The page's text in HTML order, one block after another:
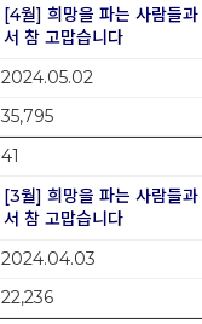
[4월] 희망을 파는 사람들
서 참 고맙습니다
2024.05.02
35,795
41
[3월] 희망을 파는 사람들
서 참 고맙습니다
2024.04.03
22,236